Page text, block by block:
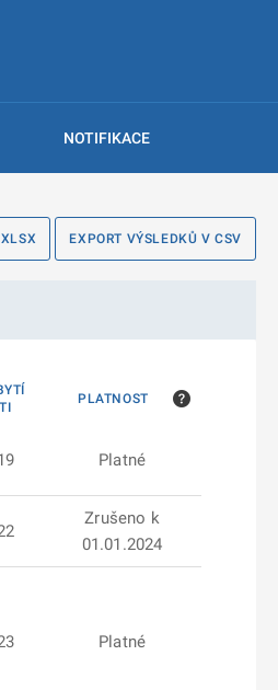
NOTIFIKACE
EXPORT VÝSLEDKŮ V CSV
PLATNOST
Platné
Zrušeno k
01.01.2024
Platné